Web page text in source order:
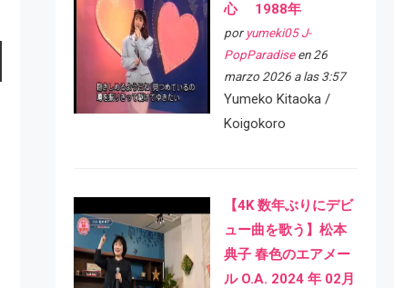
心 1988年
por yumeki05 J-
PopParadiseen 26
marzo 2026 a las 3:57
Yumeko Kitaoka /
Koigokoro
【4K 数年ぶりにデビ
ュー曲を歌う】松本
典子 春色のエアメー
ル O.A. 2024 年 02月